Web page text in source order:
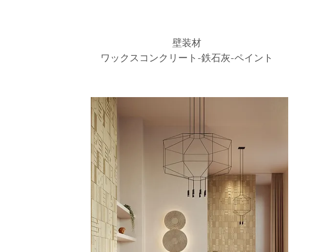
壁装材
ワックスコンクリート-鉄石灰-ペイント